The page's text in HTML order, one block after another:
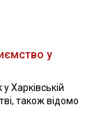
у
Харківській
також відомо